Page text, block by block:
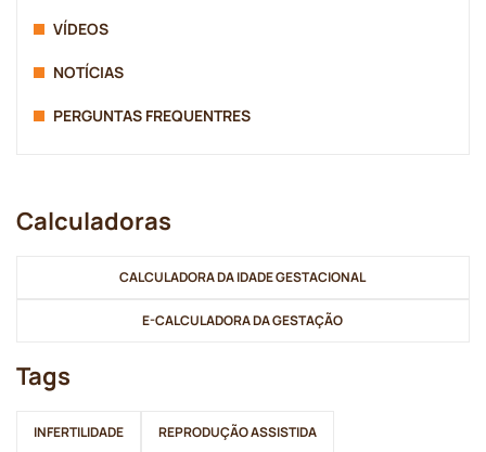
VÍDEOS
NOTÍCIAS
PERGUNTAS FREQUENTRES
Tags
INFERTILIDADE REPRODUÇÃO ASSISTIDA
Calculadoras
CALCULADORA DA IDADE GESTACIONAL
E-CALCULADORA DA GESTAÇÃO